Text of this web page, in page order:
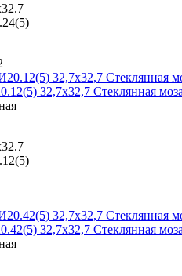
32,7x32,7 Стеклянная
32,7x32,7 Стеклянная